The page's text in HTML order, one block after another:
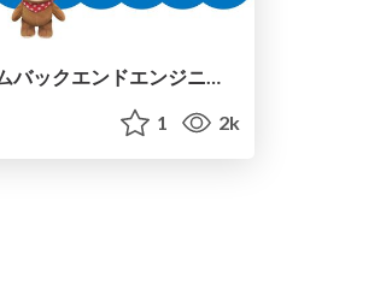
新卒3年目の ゲームバックエンドエンジニアが これまでに経験したこと
1 2k